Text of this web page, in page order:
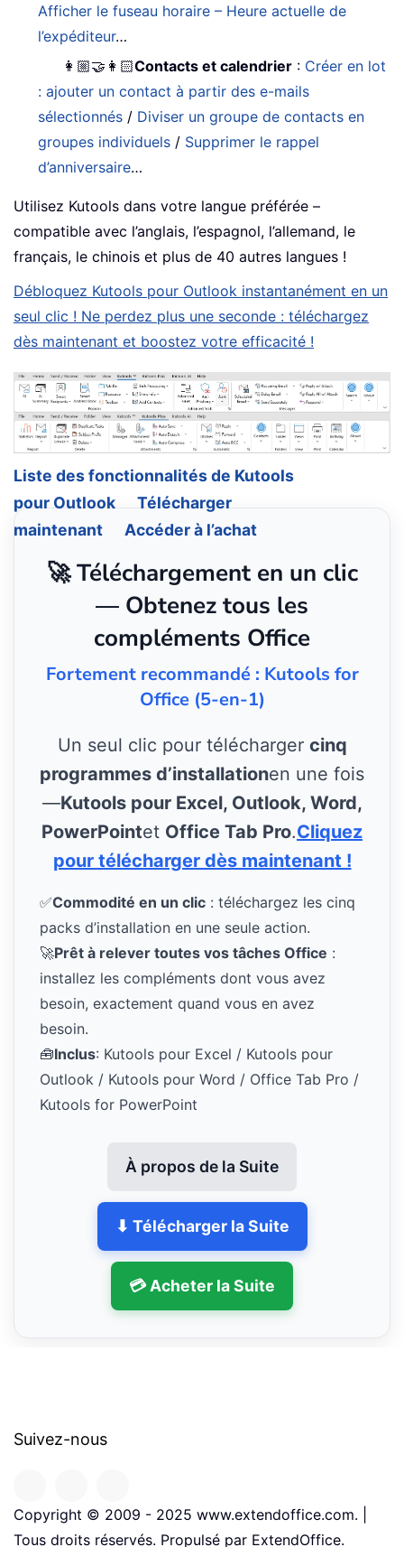
Afficher le fuseau horaire – Heure actuelle de
l’expéditeur…
👩🏼‍🤝‍👩🏻Contacts et calendrier : Créer en lot
: ajouter un contact à partir des e-mails
sélectionnés / Diviser un groupe de contacts en
groupes individuels / Supprimer le rappel
d’anniversaire…
Utilisez Kutools dans votre langue préférée –
compatible avec l’anglais, l’espagnol, l’allemand, le
français, le chinois et plus de 40 autres langues !
Débloquez Kutools pour Outlook instantanément en un
seul clic ! Ne perdez plus une seconde : téléchargez
dès maintenant et boostez votre efficacité !
Liste des fonctionnalités de Kutools
pour Outlook
Télécharger
maintenant
Accéder à l’achat
🚀 Téléchargement en un clic
— Obtenez tous les
compléments Office
Fortement recommandé : Kutools for
Office (5-en-1)
Un seul clic pour télécharger cinq
programmes d’installationen une fois
—Kutools pour Excel, Outlook, Word,
PowerPointet Office Tab Pro.Cliquez
pour télécharger dès maintenant !
✅Commodité en un clic : téléchargez les cinq
packs d’installation en une seule action.
🚀Prêt à relever toutes vos tâches Office :
installez les compléments dont vous avez
besoin, exactement quand vous en avez
besoin.
🧰Inclus: Kutools pour Excel / Kutools pour
Outlook / Kutools pour Word / Office Tab Pro /
Kutools for PowerPoint
À propos de la Suite
⬇ Télécharger la Suite
💳 Acheter la Suite
Suivez-nous
Copyright © 2009 - 2025 www.extendoffice.com. |
Tous droits réservés. Propulsé par ExtendOffice.